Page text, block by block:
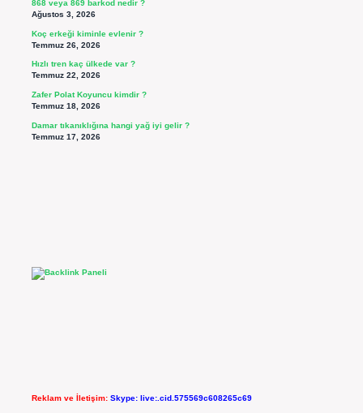
868 veya 869 barkod nedir ?
Ağustos 3, 2026
Koç erkeği kiminle evlenir ?
Temmuz 26, 2026
Hızlı tren kaç ülkede var ?
Temmuz 22, 2026
Zafer Polat Koyuncu kimdir ?
Temmuz 18, 2026
Damar tıkanıklığına hangi yağ iyi gelir ?
Temmuz 17, 2026
Reklam ve İletişim: Skype: live:.cid.575569c608265c69